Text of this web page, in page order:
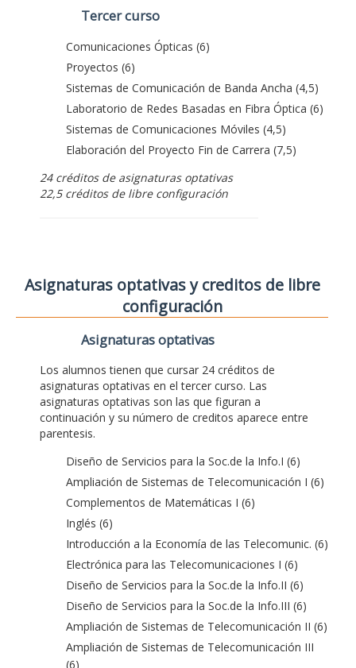
Tercer curso
Comunicaciones Ópticas (6)
Proyectos (6)
Sistemas de Comunicación de Banda Ancha (4,5)
Laboratorio de Redes Basadas en Fibra Óptica (6)
Sistemas de Comunicaciones Móviles (4,5)
Elaboración del Proyecto Fin de Carrera (7,5)
24 créditos de asignaturas optativas
22,5 créditos de libre configuración
Asignaturas optativas y creditos de libre
configuración
Asignaturas optativas
Los alumnos tienen que cursar 24 créditos de
asignaturas optativas en el tercer curso. Las
asignaturas optativas son las que figuran a
continuación y su número de creditos aparece entre
parentesis.
Diseño de Servicios para la Soc.de la Info.I (6)
Ampliación de Sistemas de Telecomunicación I (6)
Complementos de Matemáticas I (6)
Inglés (6)
Introducción a la Economía de las Telecomunic. (6)
Electrónica para las Telecomunicaciones I (6)
Diseño de Servicios para la Soc.de la Info.II (6)
Diseño de Servicios para la Soc.de la Info.III (6)
Ampliación de Sistemas de Telecomunicación II (6)
Ampliación de Sistemas de Telecomunicación III
(6)